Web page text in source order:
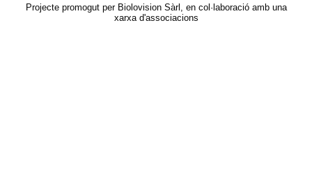
Projecte promogut per Biolovision Sàrl, en col·laboració amb una
xarxa d'associacions